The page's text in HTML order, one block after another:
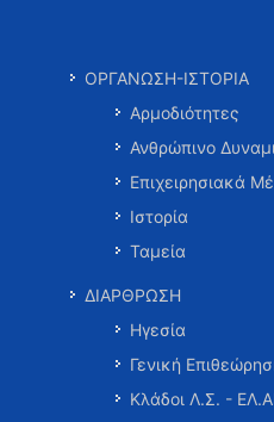
ΟΡΓΑΝΩΣΗ-ΙΣΤΟΡΙΑ
Αρμοδιότητες
Ανθρώπινο
Επιχειρησιακά
Ιστορία
Ταμεία
ΔΙΑΡΘΡΩΣΗ
Ηγεσία
Γενική
Κλάδοι Λ.Σ. -